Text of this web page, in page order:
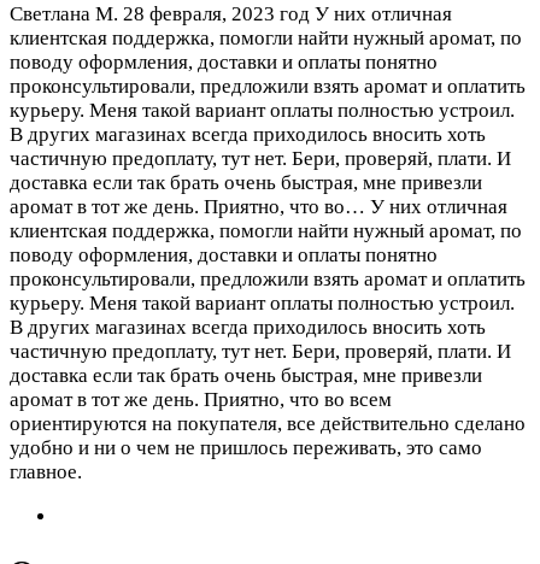
Светлана М. 28 февраля, 2023 год У них отличная
клиентская поддержка, помогли найти нужный аромат, по
поводу оформления, доставки и оплаты понятно
проконсультировали, предложили взять аромат и оплатить
курьеру. Меня такой вариант оплаты полностью устроил.
В других магазинах всегда приходилось вносить хоть
частичную предоплату, тут нет. Бери, проверяй, плати. И
доставка если так брать очень быстрая, мне привезли
аромат в тот же день. Приятно, что во… У них отличная
клиентская поддержка, помогли найти нужный аромат, по
поводу оформления, доставки и оплаты понятно
проконсультировали, предложили взять аромат и оплатить
курьеру. Меня такой вариант оплаты полностью устроил.
В других магазинах всегда приходилось вносить хоть
частичную предоплату, тут нет. Бери, проверяй, плати. И
доставка если так брать очень быстрая, мне привезли
аромат в тот же день. Приятно, что во всем
ориентируются на покупателя, все действительно сделано
удобно и ни о чем не пришлось переживать, это само
главное.